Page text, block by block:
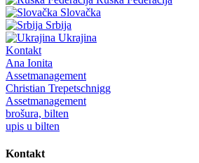
Slovačka
Srbija
Ukrajina
Kontakt
Ana Ionita
Assetmanagement
Christian Trepetschnigg
Assetmanagement
brošura, bilten
upis u bilten
Kontakt